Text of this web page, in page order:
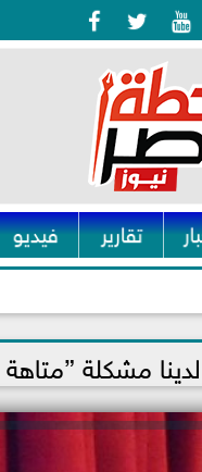
  
تقارير فيديو
مشكلة